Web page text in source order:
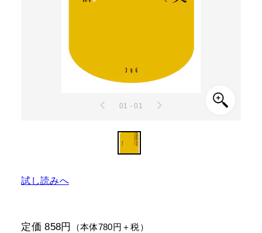
01 - 01
試し読みへ
定価 858円 （本体780円＋税）